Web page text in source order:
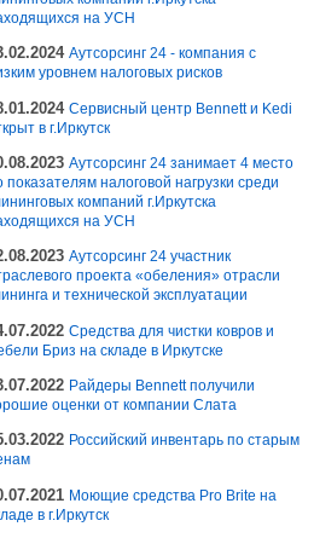
на УСН
Аутсорсинг 24 - компания с
уровнем налоговых рисков
Сервисный центр Bennett и Kedi
в г.Иркутск
Аутсорсинг 24 занимает 4 место
показателям налоговой нагрузки среди
компаний г.Иркутска
на УСН
Аутсорсинг 24 участник
проекта «обеления» отрасли
и технической эксплуатации
Средства для чистки ковров и
Бриз на складе в Иркутске
Райдеры Bennett получили
оценки от компании Слата
Российский инвентарь по старым
Моющие средства Pro Brite на
в г.Иркутск